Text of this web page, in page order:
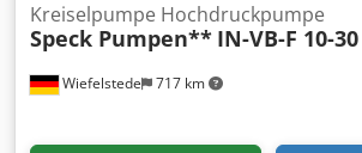
Wiefelstede 717 km
Kreiselpumpe Hochdruckpumpe
Speck Pumpen** IN-VB-F 10-